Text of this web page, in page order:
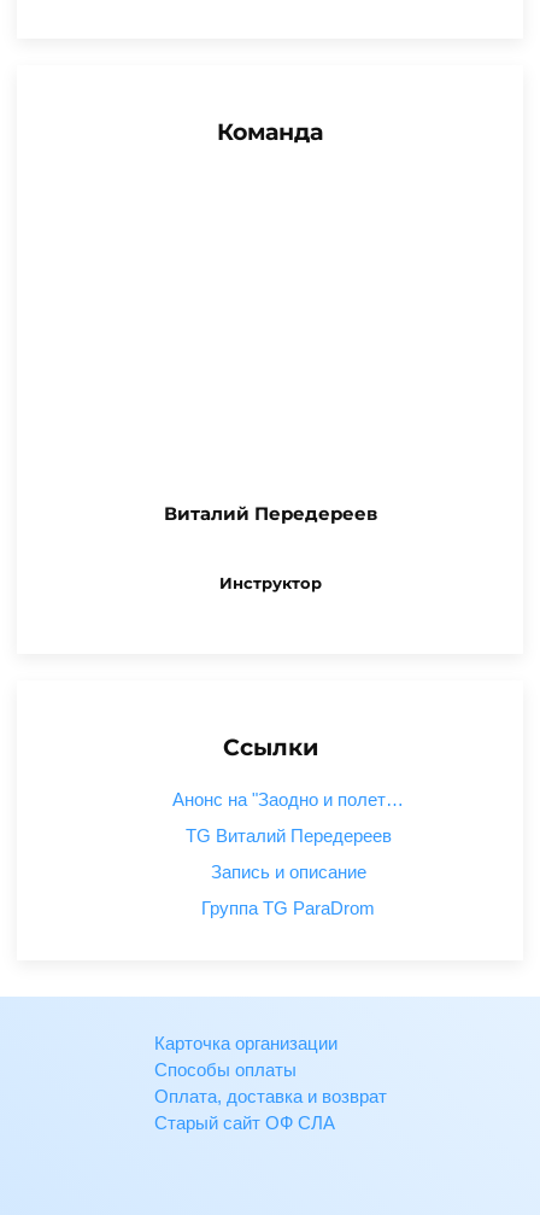
Команда
Виталий Передереев
Инструктор
Ссылки
Анонс на "Заодно и полет…
TG Виталий Передереев
Запись и описание
Группа TG ParaDrom
Карточка организации
Способы оплаты
Оплата, доставка и возврат
Старый сайт ОФ СЛА